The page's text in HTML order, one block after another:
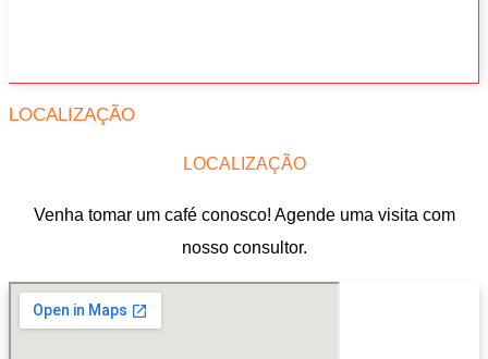
LOCALIZAÇÃO
LOCALIZAÇÃO
Venha tomar um café conosco! Agende uma visita com
nosso consultor.